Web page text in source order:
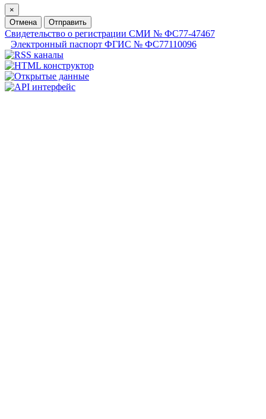
×
Отмена
Отправить
Свидетельство о регистрации СМИ № ФС77-47467
Электронный паспорт ФГИС № ФС77110096